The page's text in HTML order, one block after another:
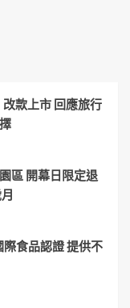
款上市 回應旅行
區 開幕日限定退
食品認證 提供不